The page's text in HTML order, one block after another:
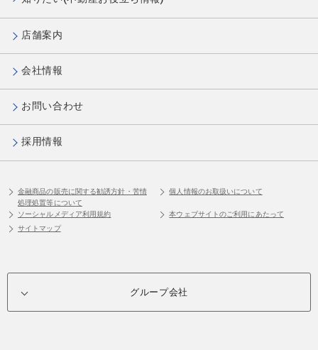
店舗案内
会社情報
お問い合わせ
採用情報
金融商品の販売に関する勧誘方針・苦情
処理処置等について
個人情報のお取扱いについて
ソーシャルメディア利用規約
本ウェブサイトのご利用にあたって
サイトマップ
グループ会社